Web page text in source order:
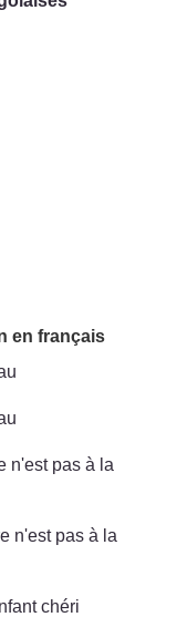
en français
n'est pas à la
n'est pas à la
chéri